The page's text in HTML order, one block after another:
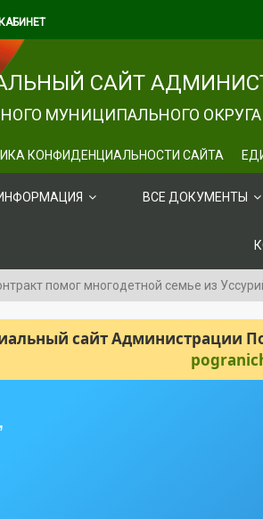
САЙТ
МУНИЦИПАЛЬНОГО
КОНФИДЕНЦИАЛЬНОСТИ САЙТА
ВСЕ ДОКУМЕНТЫ
помог многодетной семье из
сайт Администрации